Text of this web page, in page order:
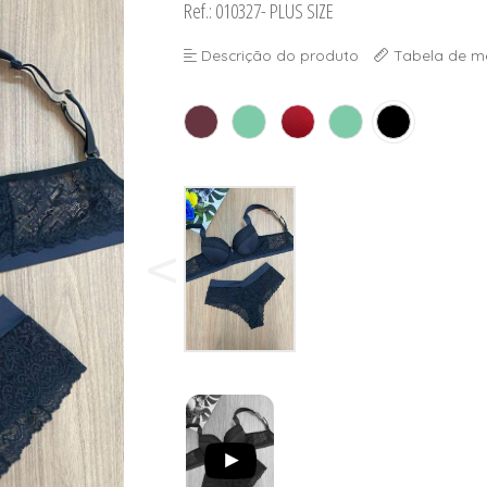
Ref.: 010327- PLUS SIZE
Descrição do produto Tabela de